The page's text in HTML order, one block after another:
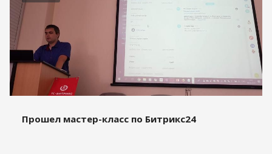
Прошел мастер-класс по Битрикс24